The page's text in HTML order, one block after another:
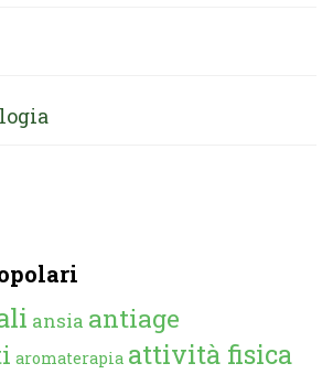
ansia antiage
aromaterapia attività fisica